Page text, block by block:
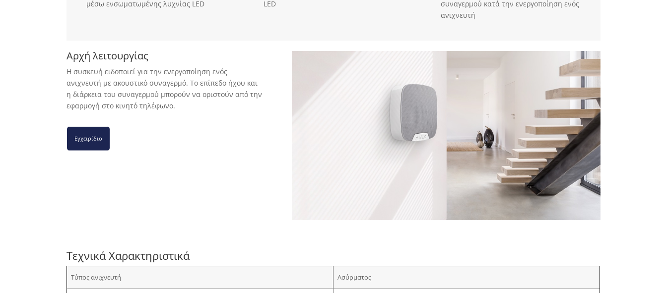
μέσω ενσωματωμένης λυχνίας LED
LED
συναγερμού κατά την ενεργοποίηση ενός
ανιχνευτή
Αρχή λειτουργίας
Η συσκευή ειδοποιεί για την ενεργοποίηση ενός
ανιχνευτή με ακουστικό συναγερμό. Το επίπεδο ήχου και
η διάρκεια του συναγερμού μπορούν να οριστούν από την
εφαρμογή στο κινητό τηλέφωνο.
Εγχειρίδιο
Τεχνικά Χαρακτηριστικά
Τύπος ανιχνευτή Ασύρματος